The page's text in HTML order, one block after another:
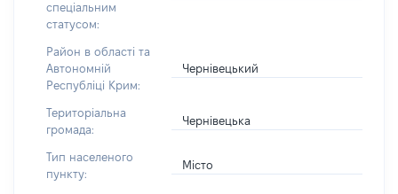
спеціальним
статусом:
Район в області та
Автономній
Республіці Крим:
Чернівецький
Територіальна
громада:
Чернівецька
Тип населеного
пункту:
Місто